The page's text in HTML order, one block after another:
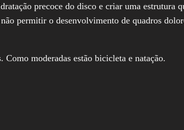
precoce do disco e criar uma estrutura
permitir o desenvolvimento de quadros
moderadas estão bicicleta e natação.